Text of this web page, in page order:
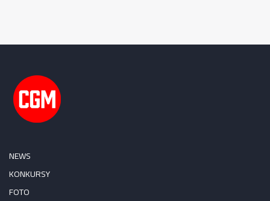
NEWS
KONKURSY
FOTO